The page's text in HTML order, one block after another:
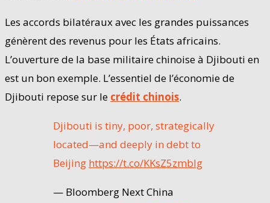
Les accords bilatéraux avec les grandes puissances
génèrent des revenus pour les États africains.
L’ouverture de la base militaire chinoise à Djibouti en
est un bon exemple. L’essentiel de l’économie de
Djibouti repose sur le crédit chinois.
Djibouti is tiny, poor, strategically
located—and deeply in debt to
Beijing https://t.co/KKsZ5zmblg
— Bloomberg Next China